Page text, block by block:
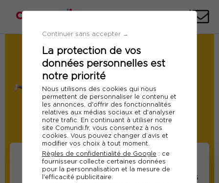
Continuer sans accepter →
La protection de vos
données personnelles est
notre priorité
Nous utilisons des cookies qui nous
permettent de personnaliser le contenu et
les annonces, d'offrir des fonctionnalités
relatives aux médias sociaux et d'analyser
notre trafic. En continuant à utiliser notre
site Comundi.fr, vous consentez à nos
cookies. Vous pouvez changer d’avis et
modifier vos choix à tout moment.
Règles de confidentialité de Google : ce
fournisseur collecte certaines données
pour la personnalisation et la mesure de
l'efficacité publicitaire.
Demande de Devis
Transformer l'erreur en apprentissage
collectif
Ref 13359
Le 03 septembre 2026
Paris
Modifier
Informations sur les Informations relatives